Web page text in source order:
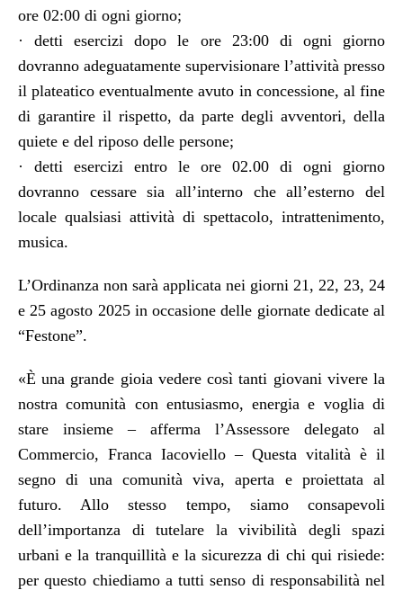
ore 02:00 di ogni giorno;
· detti esercizi dopo le ore 23:00 di ogni giorno
dovranno adeguatamente supervisionare l’attività presso
il plateatico eventualmente avuto in concessione, al fine
di garantire il rispetto, da parte degli avventori, della
quiete e del riposo delle persone;
· detti esercizi entro le ore 02.00 di ogni giorno
dovranno cessare sia all’interno che all’esterno del
locale qualsiasi attività di spettacolo, intrattenimento,
musica.
L’Ordinanza non sarà applicata nei giorni 21, 22, 23, 24
e 25 agosto 2025 in occasione delle giornate dedicate al
“Festone”.
«È una grande gioia vedere così tanti giovani vivere la
nostra comunità con entusiasmo, energia e voglia di
stare insieme – afferma l’Assessore delegato al
Commercio, Franca Iacoviello – Questa vitalità è il
segno di una comunità viva, aperta e proiettata al
futuro. Allo stesso tempo, siamo consapevoli
dell’importanza di tutelare la vivibilità degli spazi
urbani e la tranquillità e la sicurezza di chi qui risiede:
per questo chiediamo a tutti senso di responsabilità nel